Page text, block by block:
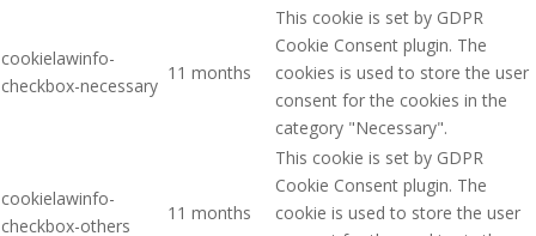
cookielawinfo-
checkbox-necessary
11 months
This cookie is set by GDPR
Cookie Consent plugin. The
cookies is used to store the user
consent for the cookies in the
category "Necessary".
cookielawinfo-
checkbox-others
11 months
This cookie is set by GDPR
Cookie Consent plugin. The
cookie is used to store the user